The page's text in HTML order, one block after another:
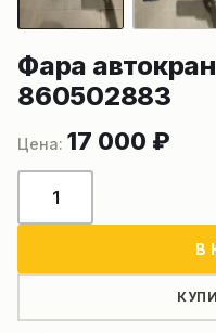
Фара
860502883
17 000 ₽
товара
XCT
В